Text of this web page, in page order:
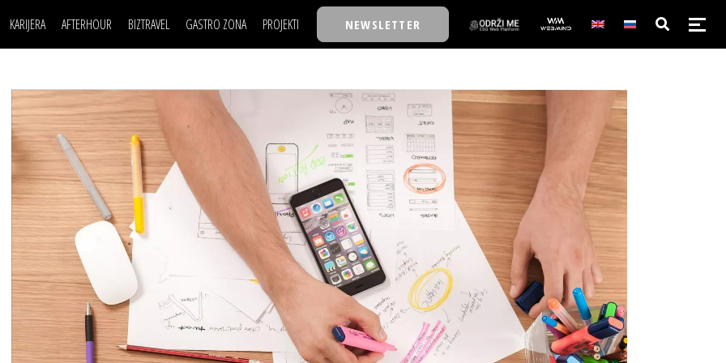
KARIJERA
LJUDI (HR)
MOJ UGAO
USAVRŠAVANJE
KNOW-HOW
AFTERHOUR
KNJIGE
AUTO SVET
STIL
WELLBEING
BIZTRAVEL GASTRO ZONA PROJEKTI
TASTY TALKS
30 ISPOD 30
BACK TO OFFICE/SCHOOL
BIZBENDOVI
BIZKOLEGIJUM
BMW BIZNIS LIGA
BIZLIFE WEEK
IZJAVA GODINE
NEWSLETTER
POSAO
MOJ UGAO
USAVRŠAVANJE
KNOW-HOW
FILM I SCENA
AUTO SVET
STIL
WELLBEING
NAJKOLEGA
30 ISPOD 30
BACK TO OFFICE/SCHOOL
BIZBENDOVI
BIZKOLEGIJUM
BMW BIZNIS LIGA
BIZLIFE WEEK
IZJAVA GODINE